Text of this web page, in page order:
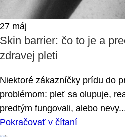
27 máj
Skin barrier: čo to je a
zdravej pleti
Niektoré zákazníčky prídu do
problémom: pleť sa olupuje,
predtým fungovali, alebo nevy...
Pokračovať v čítaní